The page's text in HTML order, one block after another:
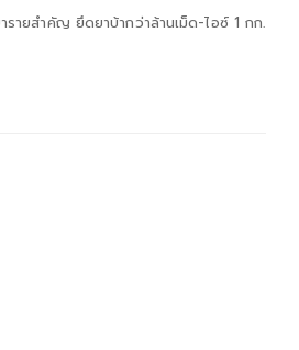
ายสำคัญ ยึดยาบ้ากว่าล้านเม็ด-ไอซ์ 1 กก.